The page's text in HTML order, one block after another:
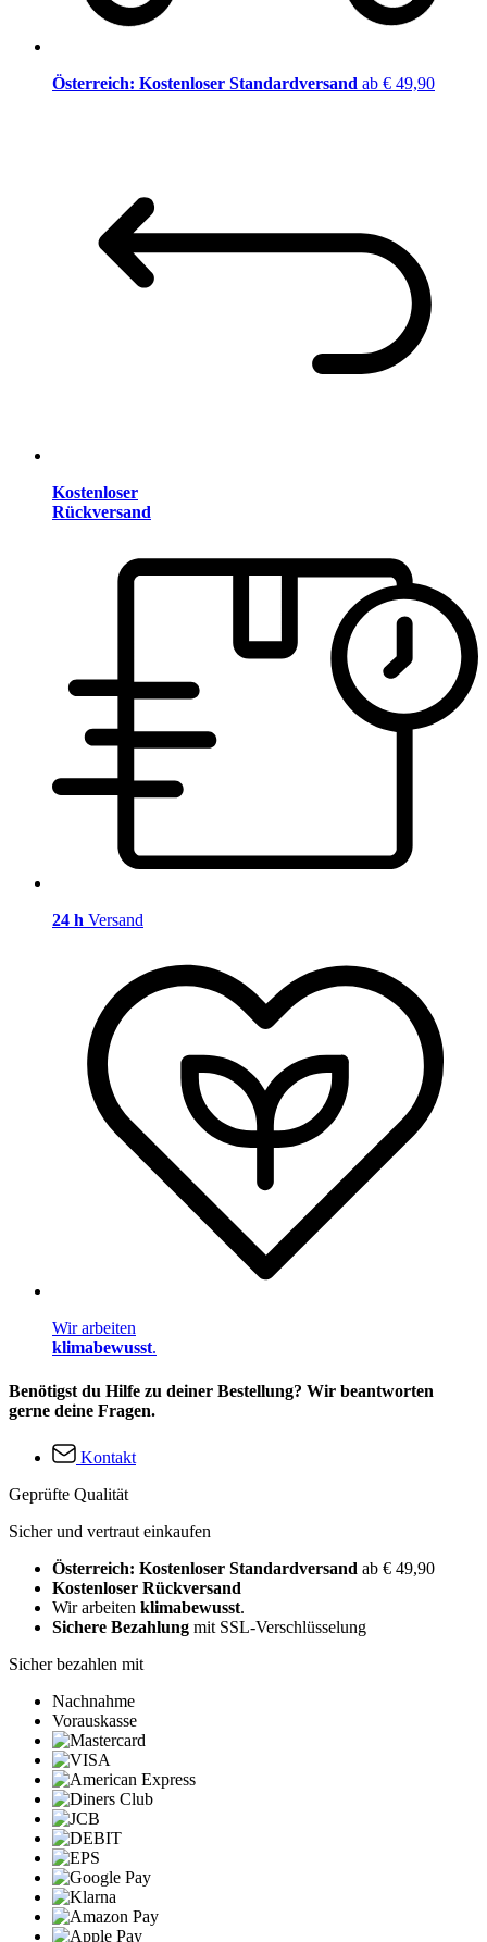
Österreich: Kostenloser Standardversand ab € 49,90
Kostenloser
Rückversand
24 h Versand
Wir arbeiten
klimabewusst.
Benötigst du Hilfe zu deiner Bestellung? Wir beantworten
gerne deine Fragen.
Kontakt
Geprüfte Qualität
Sicher und vertraut einkaufen
Österreich: Kostenloser Standardversand ab € 49,90
Kostenloser Rückversand
Wir arbeiten klimabewusst.
Sichere Bezahlung mit SSL-Verschlüsselung
Sicher bezahlen mit
Nachnahme
Vorauskasse